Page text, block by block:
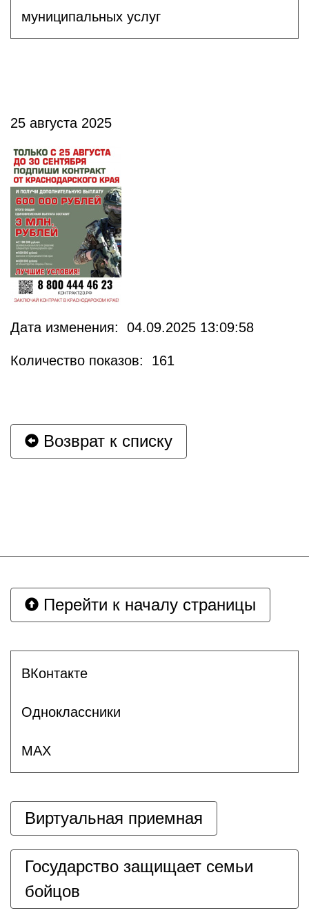
муниципальных услуг
25 августа 2025
Дата изменения: 04.09.2025 13:09:58
Количество показов: 161
Возврат к списку
Перейти к началу страницы
ВКонтакте
Одноклассники
MAX
Виртуальная приемная
Государство защищает семьи
бойцов